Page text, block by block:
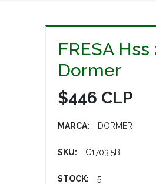
FRESA
Dormer
$446 CLP
MARCA: DORMER
SKU: C1703.5B
STOCK: 5